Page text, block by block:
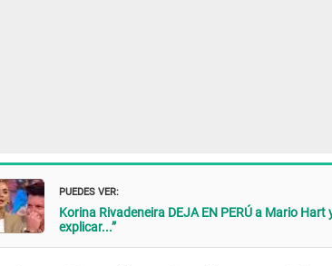
PUEDES VER:
Korina Rivadeneira DEJA EN PERÚ a Mario Hart
explicar...”